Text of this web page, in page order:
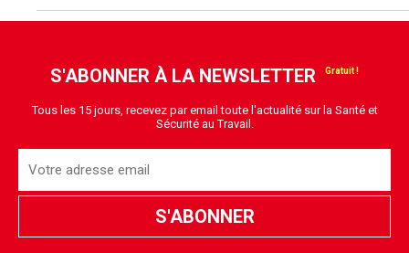
S'ABONNER À LA NEWSLETTER
Tous les 15 jours, recevez par email toute l'actualité sur la Santé et
Sécurité au Travail.